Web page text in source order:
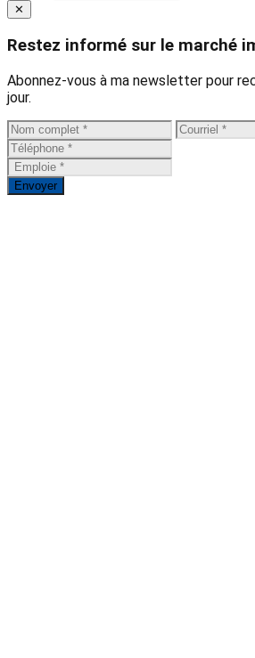
Close
✕
Restez informé sur le marché
Abonnez-vous à ma newsletter pour
jour.
Envoyer